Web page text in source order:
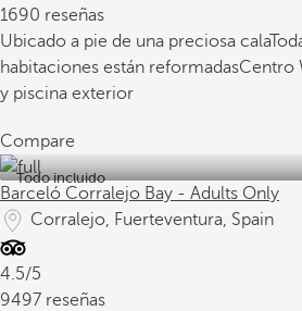
1690 reseñas
Ubicado a pie de una preciosa cala
habitaciones están reformadasCentro
y piscina exterior
Compare
Todo incluido
Barceló Corralejo Bay - Adults Only
Corralejo, Fuerteventura, Spain
4.5/5
9497 reseñas